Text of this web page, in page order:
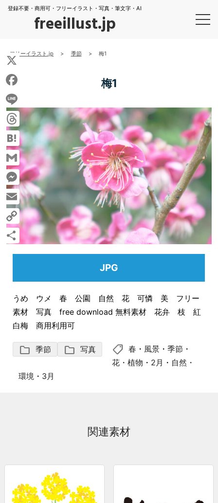
登録不要・商用可・フリーイラスト・写真・筆文字・AI
freeillust.jp
フリーイラスト.jp > 季節 > 梅1
梅1
JPG
うめ ウメ 春 公園 自然 花 可憐 美 フリー
素材 写真 free download 無料素材 花弁 枝 紅
白梅 商用利用可
folder 季節 folder 写真 shoppingmode 春 ・ 風景 ・季節 ・
花・植物 ・ 2月 ・ 自然・
環境 ・ 3月
関連素材
X
Facebook
Line
Threads
Hatena
Gmail
Messenger
Email
Copy
Link